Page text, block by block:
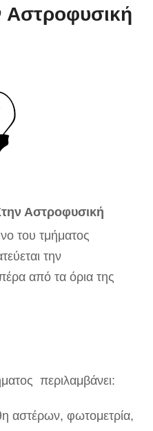
Αστροφυσική
Αστροφυσική
του τμήματος
την
από τα όρια της
περιλαμβάνει:
αστέρων, φωτομετρία,